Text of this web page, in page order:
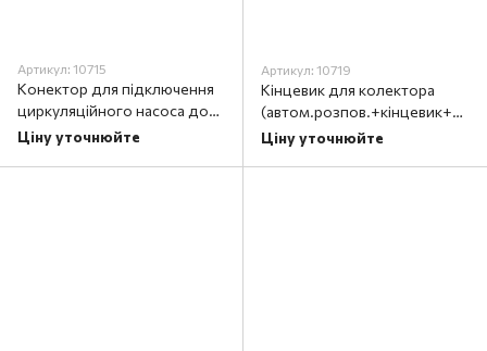
Артикул: 10715
Конектор для підключення
циркуляційного насоса до
колектора 1" нижнє підкл.
Ціну уточнюйте
Артикул: 10719
Кінцевик для колектора
(автом.розпов.+кінцевик+зл
ивн.кран) 1"
Ціну уточнюйте